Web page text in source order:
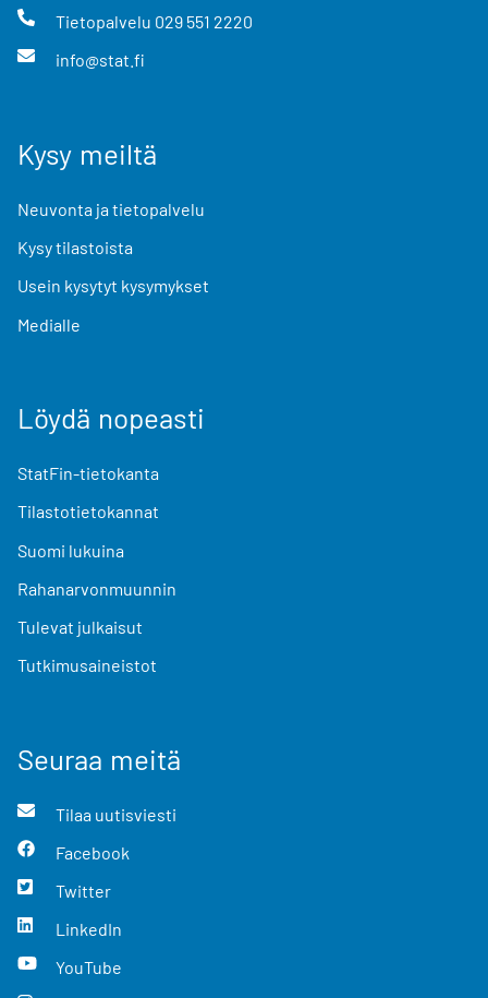
Tietopalvelu 029 551 2220
info@stat.fi
Kysy meiltä
Neuvonta ja tietopalvelu
Kysy tilastoista
Usein kysytyt kysymykset
Medialle
Löydä nopeasti
StatFin-tietokanta
Tilastotietokannat
Suomi lukuina
Rahanarvonmuunnin
Tulevat julkaisut
Tutkimusaineistot
Seuraa meitä
Tilaa uutisviesti
Facebook
Twitter
LinkedIn
YouTube